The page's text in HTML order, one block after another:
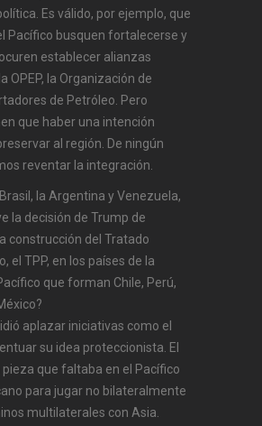
Es válido, por ejemplo, que
Pacífico busquen fortalecerse y
establecer alianzas
OPEP, la Organización de
de Petróleo. Pero
que haber una intención
al región. De ningún
reventar la integración.
la Argentina y Venezuela,
la decisión de Trump de
construcción del Tratado
el TPP, en los países de la
que forman Chile, Perú,
aplazar iniciativas como el
su idea proteccionista. El
pieza que faltaba en el Pacífico
para jugar no bilateralmente
multilaterales con Asia.